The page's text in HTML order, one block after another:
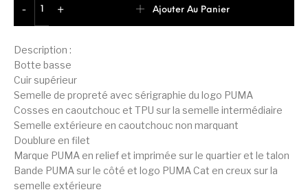
Description :
Botte basse
Cuir supérieur
Semelle de propreté avec sérigraphie du logo PUMA
Cosses en caoutchouc et TPU sur la semelle intermédiaire
Semelle extérieure en caoutchouc non marquant
Doublure en filet
Marque PUMA en relief et imprimée sur le quartier et le talon
Bande PUMA sur le côté et logo PUMA Cat en creux sur la
semelle extérieure
-
+
Ajouter Au Panier